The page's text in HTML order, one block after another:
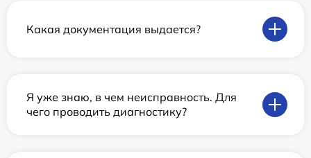
Какая документация выдается?
Я уже знаю, в чем неисправность. Для
чего проводить диагностику?